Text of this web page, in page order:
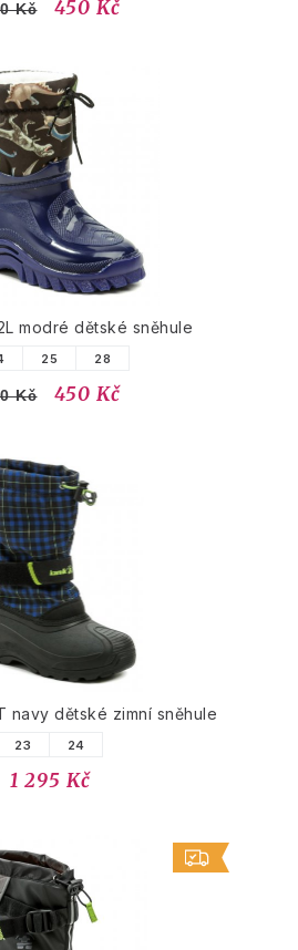
Kč 450 Kč
modré dětské sněhule
25 28
Kč 450 Kč
navy dětské zimní sněhule
23 24
1 295 Kč